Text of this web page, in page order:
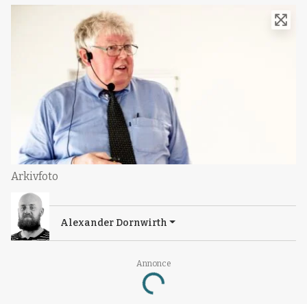
Annonce
Loading...
Arkivfoto
Alexander Dornwirth